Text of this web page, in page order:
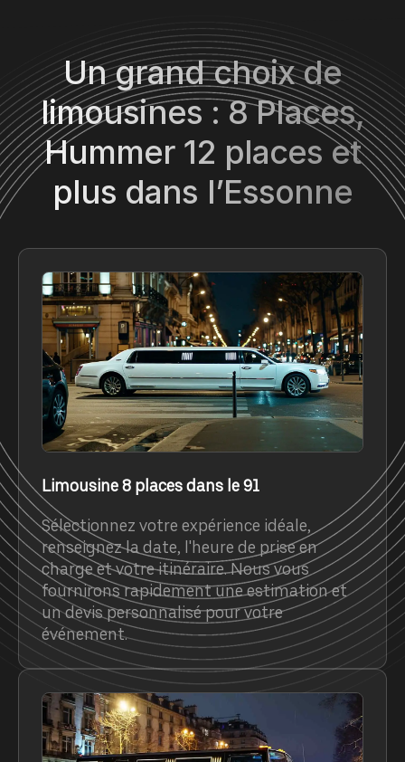
Un grand choix de
limousines : 8 Places,
Hummer 12 places et
plus dans l’Essonne
Limousine 8 places dans le 91
Sélectionnez votre expérience idéale,
renseignez la date, l'heure de prise en
charge et votre itinéraire. Nous vous
fournirons rapidement une estimation et
un devis personnalisé pour votre
événement.